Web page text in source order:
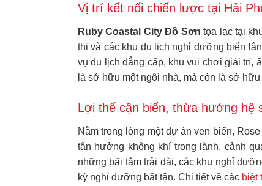
Vị trí kết nối chiến lược tại Hải
Ruby Coastal City Đồ Sơn tọa lạc tại
thị và các khu du lịch nghỉ dưỡng biển
vụ du lịch đẳng cấp, khu vui chơi giải trí,
là sở hữu một ngôi nhà, mà còn là sở
Lợi thế cận biển, thừa hưởng hệ
Nằm trong lòng một dự án ven biển,
tận hưởng không khí trong lành, cảnh
những bãi tắm trải dài, các khu nghỉ
kỳ nghỉ dưỡng bất tận. Chi tiết về các biệt